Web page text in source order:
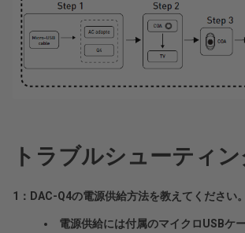
トラブルシューティ
1：DAC-Q4の電源供給方法を教えてください。
電源供給には付属のマイクロUSBケ